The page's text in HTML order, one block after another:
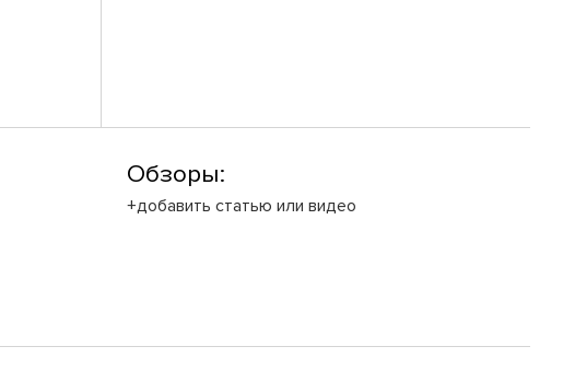
Обзоры:
+добавить статью или видео